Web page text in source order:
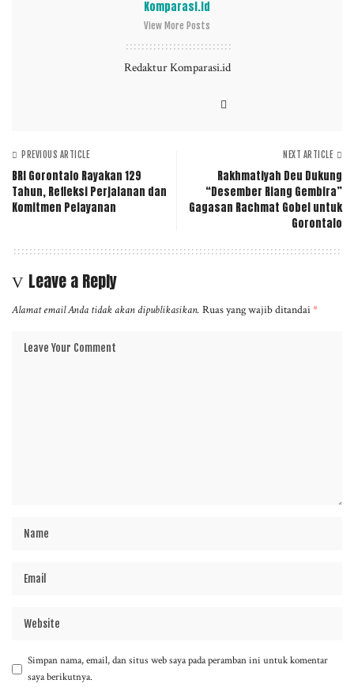
Komparasi.id
View More Posts
Redaktur Komparasi.id
PREVIOUS ARTICLE
BRI Gorontalo Rayakan 129
Tahun, Refleksi Perjalanan dan
Komitmen Pelayanan
NEXT ARTICLE
Rakhmatiyah Deu Dukung
“Desember Riang Gembira”
Gagasan Rachmat Gobel untuk
Gorontalo
Leave a Reply
Alamat email Anda tidak akan dipublikasikan. Ruas yang wajib ditandai*
Simpan nama, email, dan situs web saya pada peramban ini untuk komentar
saya berikutnya.